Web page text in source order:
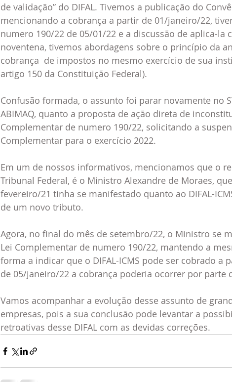
de validação” do DIFAL. Tivemos a publicação do
mencionando a cobrança a partir de 01/janeiro/22,
numero 190/22 de 05/01/22 e a discussão de aplica-la
noventena, tivemos abordagens sobre o princípio da
cobrança  de impostos no mesmo exercício de sua
artigo 150 da Constituição Federal).
Confusão formada, o assunto foi parar novamente no
ABIMAQ, quanto a proposta de ação direta de
Complementar de numero 190/22, solicitando a
Complementar para o exercício 2022.
Em um de nossos informativos, mencionamos que o
Tribunal Federal, é o Ministro Alexandre de Moraes,
fevereiro/21 tinha se manifestado quanto ao DIFAL-
de um novo tributo.
Agora, no final do mês de setembro/22, o Ministro se
Lei Complementar de numero 190/22, mantendo a
forma a indicar que o DIFAL-ICMS pode ser cobrado a
de 05/janeiro/22 a cobrança poderia ocorrer por parte
Vamos acompanhar a evolução desse assunto de
empresas, pois a sua conclusão pode levantar a
retroativas desse DIFAL com as devidas correções.